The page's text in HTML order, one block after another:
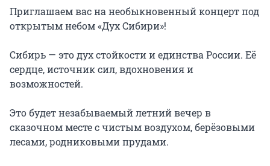
Приглашаем вас на необыкновенный концерт под
открытым небом «Дух Сибири»!
Сибирь — это дух стойкости и единства России. Её
сердце, источник сил, вдохновения и
возможностей.
Это будет незабываемый летний вечер в
сказочном месте с чистым воздухом, берёзовыми
лесами, родниковыми прудами.